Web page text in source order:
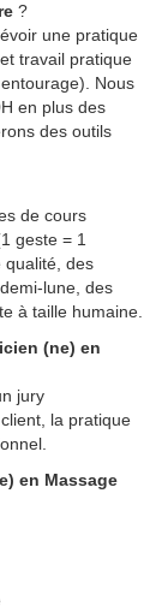
?
une pratique
travail pratique
Nous
en plus des
des outils
de cours
geste = 1
qualité, des
lune, des
à taille humaine.
(ne) en
jury
la pratique
en Massage